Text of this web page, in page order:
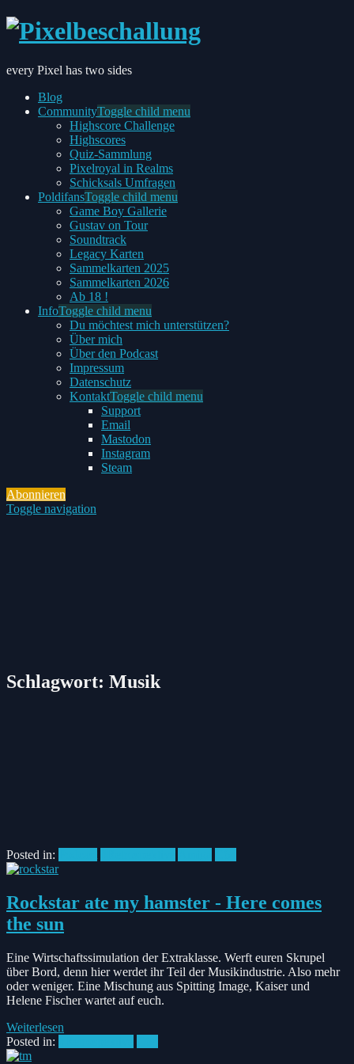
every Pixel has two sides
Blog
CommunityToggle child menu
Highscore Challenge
Highscores
Quiz-Sammlung
Pixelroyal in Realms
Schicksals Umfragen
PoldifansToggle child menu
Game Boy Gallerie
Gustav on Tour
Soundtrack
Legacy Karten
Sammelkarten 2025
Sammelkarten 2026
Ab 18 !
InfoToggle child menu
Du möchtest mich unterstützen?
Über mich
Über den Podcast
Impressum
Datenschutz
KontaktToggle child menu
Support
Email
Mastodon
Instagram
Steam
Abonnieren
Toggle navigation
Schlagwort: Musik
Posted in:
Rockstar ate my hamster - Here comes
the sun
Eine Wirtschaftssimulation der Extraklasse. Werft euren Skrupel
über Bord, denn hier werdet ihr Teil der Musikindustrie. Also mehr
oder weniger. Eine Mischung aus Spitting Image, Kaiser und
Helene Fischer wartet auf euch.
Weiterlesen
Posted in: